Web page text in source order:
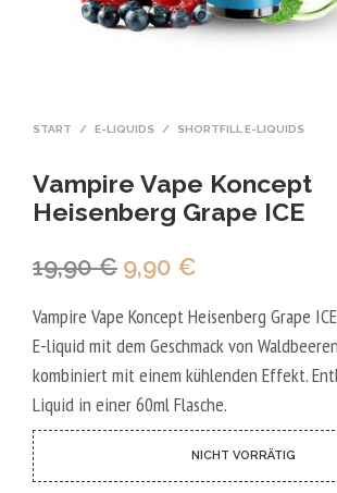
START / E-LIQUIDS / SHORTFILL E-LIQUIDS
Vampire Vape Koncept
Heisenberg Grape ICE
19,90€ Ursprünglicher
war:
19,90 €
9,90 €
ist:
9,90 €.
Vampire Vape Koncept Heisenberg Grape
E-liquid mit dem Geschmack von
kombiniert mit einem kühlenden Effekt.
Liquid in einer 60ml Flasche.
NICHT VORRÄTIG